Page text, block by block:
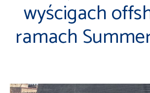
wyścigach
ramach